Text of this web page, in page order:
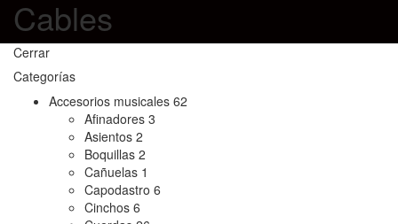
Cables
Cerrar
Categorías
Accesorios musicales 62
Afinadores 3
Asientos 2
Boquillas 2
Cañuelas 1
Capodastro 6
Cinchos 6